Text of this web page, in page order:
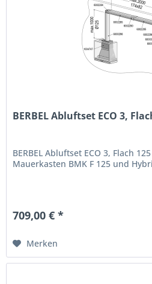
BERBEL Abluftset ECO 3,
BERBEL Abluftset ECO 3, Flach
Mauerkasten BMK F 125 und
709,00 € *
Merken